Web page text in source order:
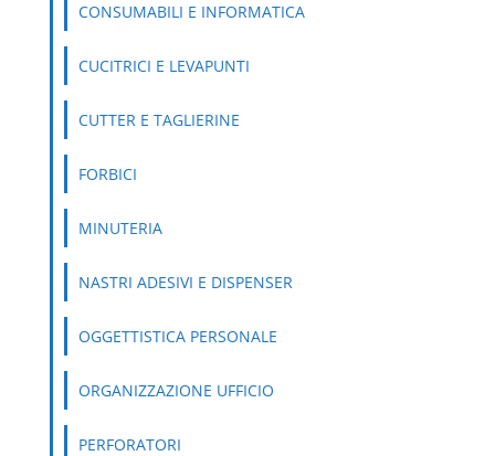
CONSUMABILI E INFORMATICA
CUCITRICI E LEVAPUNTI
CUTTER E TAGLIERINE
FORBICI
MINUTERIA
NASTRI ADESIVI E DISPENSER
OGGETTISTICA PERSONALE
ORGANIZZAZIONE UFFICIO
PERFORATORI